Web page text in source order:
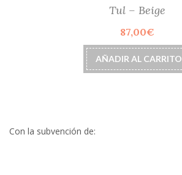
Tul – Beige
87,00€
AÑADIR AL CARRITO
Con la subvención de: